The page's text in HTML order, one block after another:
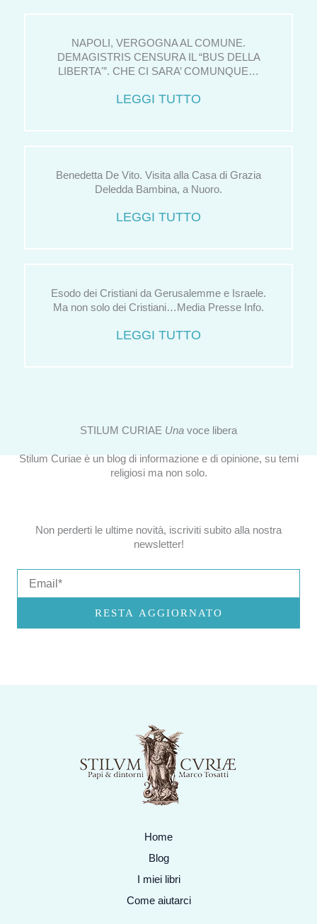
NAPOLI, VERGOGNA AL COMUNE.
DEMAGISTRIS CENSURA IL “BUS DELLA
LIBERTA'”. CHE CI SARA’ COMUNQUE…
LEGGI TUTTO
Benedetta De Vito. Visita alla Casa di Grazia
Deledda Bambina, a Nuoro.
LEGGI TUTTO
Esodo dei Cristiani da Gerusalemme e Israele.
Ma non solo dei Cristiani…Media Presse Info.
LEGGI TUTTO
STILUM CURIAE Una voce libera
Stilum Curiae è un blog di informazione e di opinione, su temi
religiosi ma non solo.
Non perderti le ultime novità, iscriviti subito alla nostra
newsletter!
RESTA AGGIORNATO
Home
Blog
I miei libri
Come aiutarci